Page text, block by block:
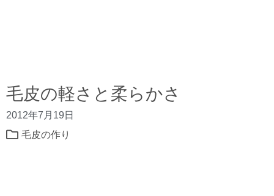
毛皮の軽さと柔らかさ
2012年7月19日
毛皮の作り